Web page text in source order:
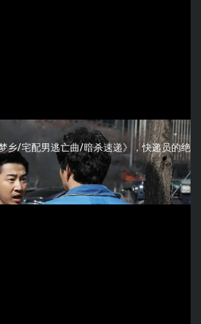
乡/宅配男逃亡曲/暗杀速递》，快递员的绝